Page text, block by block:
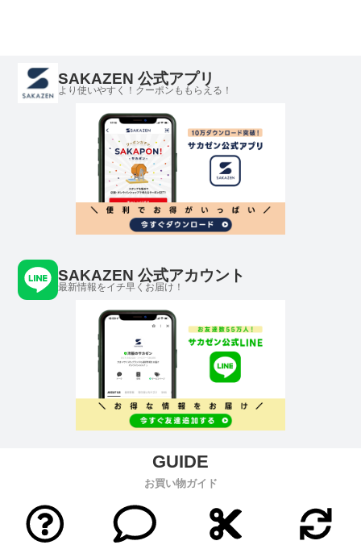
SAKAZEN 公式アプリ
より使いやすく！クーポンももらえる！
SAKAZEN 公式アカウント
最新情報をイチ早くお届け！
お買い物ガイド